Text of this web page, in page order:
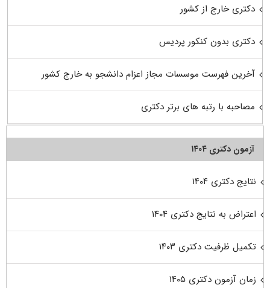
دکتری خارج از کشور
دکتری بدون کنکور پردیس
آخرین فهرست موسسات مجاز اعزام دانشجو به خارج کشور
مصاحبه با رتبه های برتر دکتری
آزمون دکتری ۱۴۰۴
نتایج دکتری ۱۴۰۴
اعتراض به نتایج دکتری ۱۴۰۴
تکمیل ظرفیت دکتری ۱۴۰۳
زمان آزمون دکتری ۱۴۰۵